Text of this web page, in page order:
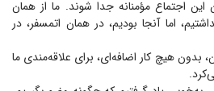
این اجتماع مؤمنانه جدا شوند. ما از همان
اما آنجا بودیم، در همان اتمسفر، در
بدون هیچ کار اضافه‌ای، برای علاقه‌مندی ما